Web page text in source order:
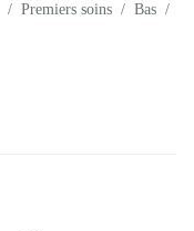
/ Premiers soins / Bas /